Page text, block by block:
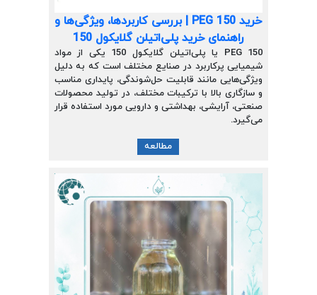
خرید PEG 150 | بررسی کاربردها، ویژگی‌ها و
راهنمای خرید پلی‌اتیلن گلایکول 150
PEG 150 یا پلی‌اتیلن گلایکول 150 یکی از مواد
شیمیایی پرکاربرد در صنایع مختلف است که به دلیل
ویژگی‌هایی مانند قابلیت حل‌شوندگی، پایداری مناسب
و سازگاری بالا با ترکیبات مختلف، در تولید محصولات
صنعتی، آرایشی، بهداشتی و دارویی مورد استفاده قرار
می‌گیرد.
مطالعه